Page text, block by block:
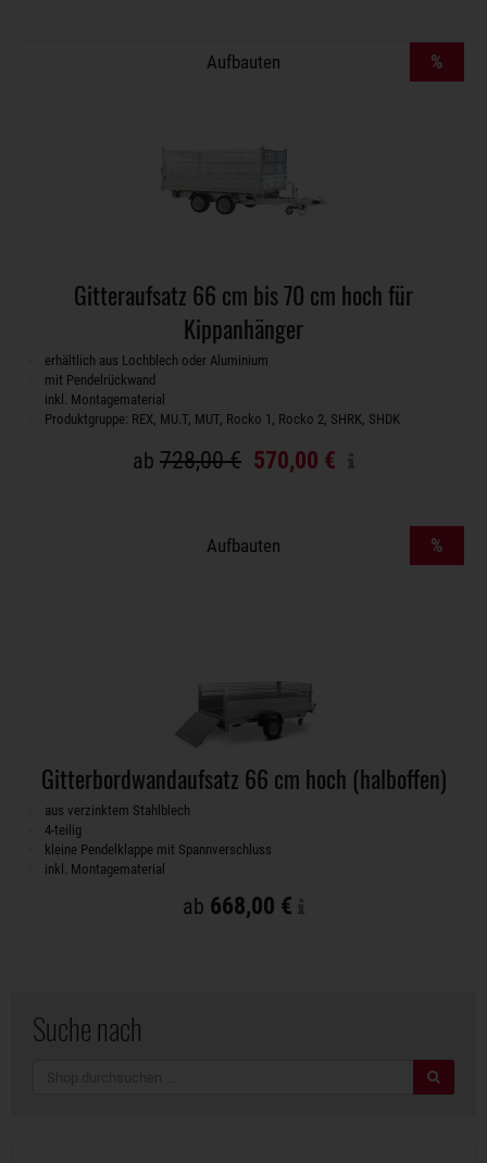
Aufbauten %
Gitteraufsatz 66 cm bis 70 cm hoch für
Kippanhänger
erhältlich aus Lochblech oder Aluminium
mit Pendelrückwand
inkl. Montagematerial
Produktgruppe: REX, MU.T, MUT, Rocko 1, Rocko 2, SHRK, SHDK
ab 728,00 € 570,00 €
Aufbauten %
Gitterbordwandaufsatz 66 cm hoch (halboffen)
aus verzinktem Stahlblech
4-teilig
kleine Pendelklappe mit Spannverschluss
inkl. Montagematerial
ab 668,00 €
Suche nach